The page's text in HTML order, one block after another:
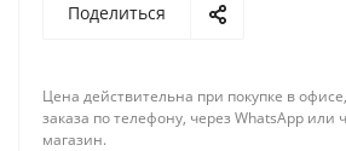
Поделиться
Цена действительна при покупке в
заказа по телефону, через WhatsApp или
магазин.